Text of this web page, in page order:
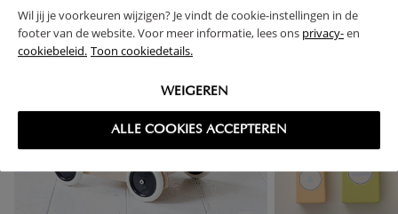
Wil jij je voorkeuren wijzigen? Je vindt de cookie-instellingen in de
footer van de website. Voor meer informatie, lees ons privacy-en
cookiebeleid. Toon cookiedetails.
WEIGEREN
ALLE COOKIES ACCEPTEREN